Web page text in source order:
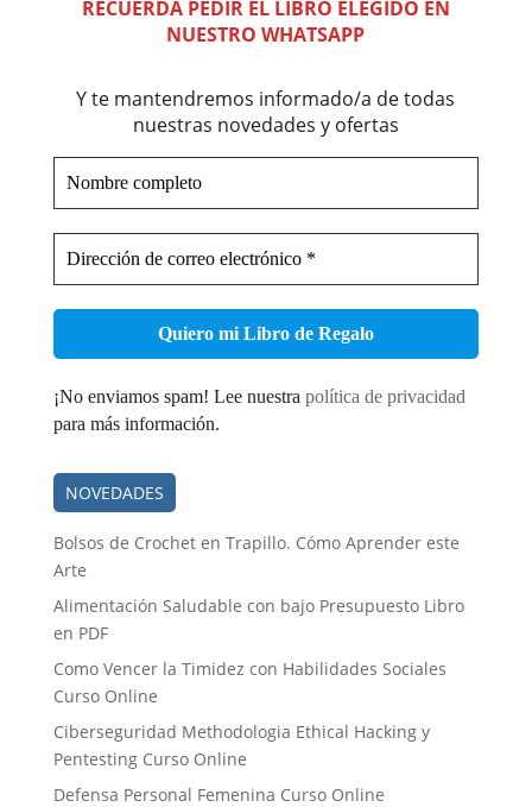
RECUERDA PEDIR EL LIBRO ELEGIDO EN
NUESTRO WHATSAPP
Y te mantendremos informado/a de todas
nuestras novedades y ofertas
completo
de
correo
electrónico
¡No enviamos spam! Lee nuestra política de privacidad
para más información.
NOVEDADES
Bolsos de Crochet en Trapillo. Cómo Aprender este
Arte
Alimentación Saludable con bajo Presupuesto Libro
en PDF
Como Vencer la Timidez con Habilidades Sociales
Curso Online
Ciberseguridad Methodologia Ethical Hacking y
Pentesting Curso Online
Defensa Personal Femenina Curso Online